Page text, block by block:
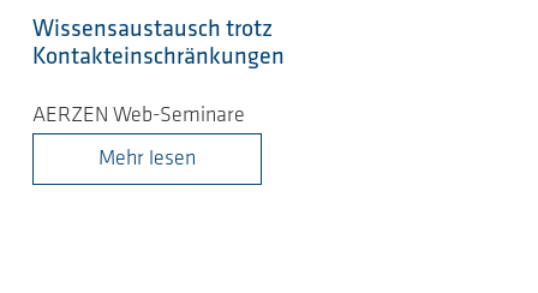
Wissensaustausch trotz
Kontakteinschränkungen
AERZEN Web-Seminare
Mehr lesen